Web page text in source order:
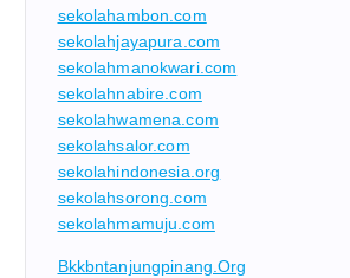
sekolahambon.com
sekolahjayapura.com
sekolahmanokwari.com
sekolahnabire.com
sekolahwamena.com
sekolahsalor.com
sekolahindonesia.org
sekolahsorong.com
sekolahmamuju.com
Bkkbntanjungpinang.org